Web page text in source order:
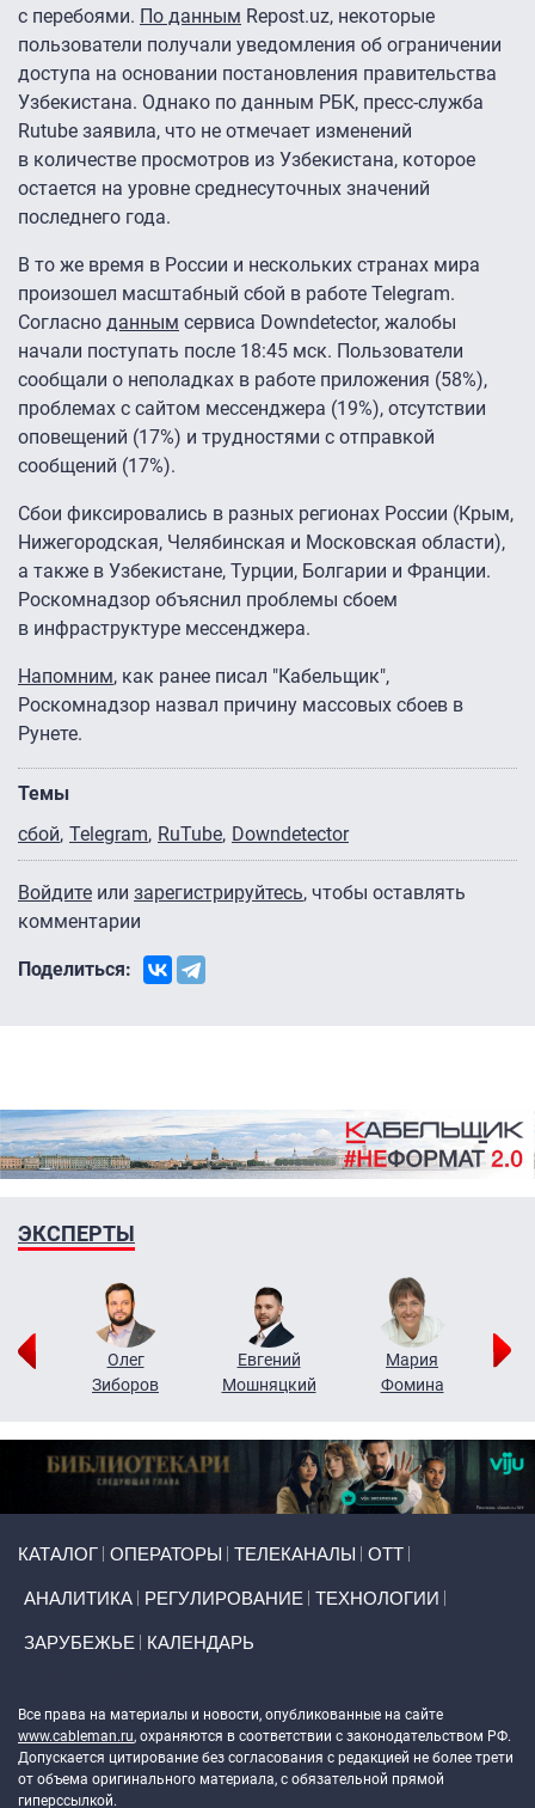
с перебоями. По данным Repost.uz, некоторые
пользователи получали уведомления об ограничении
доступа на основании постановления правительства
Узбекистана. Однако по данным РБК, пресс-служба
Rutube заявила, что не отмечает изменений
в количестве просмотров из Узбекистана, которое
остается на уровне среднесуточных значений
последнего года.
В то же время в России и нескольких странах мира
произошел масштабный сбой в работе Telegram.
Согласно данным сервиса Downdetector, жалобы
начали поступать после 18:45 мск. Пользователи
сообщали о неполадках в работе приложения (58%),
проблемах с сайтом мессенджера (19%), отсутствии
оповещений (17%) и трудностями с отправкой
сообщений (17%).
Сбои фиксировались в разных регионах России (Крым,
Нижегородская, Челябинская и Московская области),
а также в Узбекистане, Турции, Болгарии и Франции.
Роскомнадзор объяснил проблемы сбоем
в инфраструктуре мессенджера.
Напомним, как ранее писал "Кабельщик",
Роскомнадзор назвал причину массовых сбоев в
Рунете.
Темы
сбой Telegram RuTube Downdetector
Войдите или зарегистрируйтесь, чтобы оставлять
комментарии
Поделиться:
ЭКСПЕРТЫ
Олег
Зиборов
Евгений
Мошняцкий
Мария
Фомина
КАТАЛОГ ОПЕРАТОРЫ ТЕЛЕКАНАЛЫ ОТТ
АНАЛИТИКА РЕГУЛИРОВАНИЕ ТЕХНОЛОГИИ
ЗАРУБЕЖЬЕ КАЛЕНДАРЬ
Все права на материалы и новости, опубликованные на сайте
www.cableman.ru, охраняются в соответствии с законодательством РФ.
Допускается цитирование без согласования с редакцией не более трети
от объема оригинального материала, с обязательной прямой
гиперссылкой.